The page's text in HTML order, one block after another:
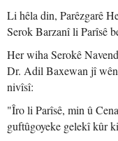
Li hêla din, Parêzgarê
Serok Barzanî li Parîsê
Her wiha Serokê
Dr. Adil Baxewan jî
nivîsî:
"Îro li Parîsê, min û
guftûgoyeke gelekî kûr